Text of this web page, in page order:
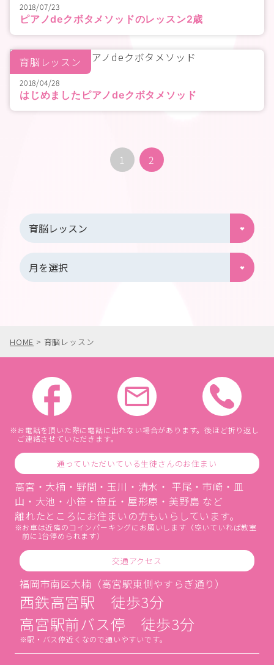
2018/07/23
ピアノdeクボタメソッドのレッスン2歳
2018/04/28
はじめましたピアノdeクボタメソッド
育脳レッスン
1 2
HOME > 育脳レッスン
お電話を頂いた際に電話に出れない場合があります。後ほど折り返し
ご連絡させていただきます。
通っていただいている生徒さんのお住まい
高宮・大楠・野間・玉川・清水・ 平尾・市崎・皿
山・大池・小笹・笹丘・屋形原・美野島 など
離れたところにお住まいの方もいらしています。
お車は近隣のコインパーキングにお願いします（空いていれば教室
前に1台停められます）
交通アクセス
福岡市南区大楠（高宮駅東側やすらぎ通り）
西鉄高宮駅 徒歩3分
高宮駅前バス停 徒歩3分
駅・バス停近くなので通いやすいです。